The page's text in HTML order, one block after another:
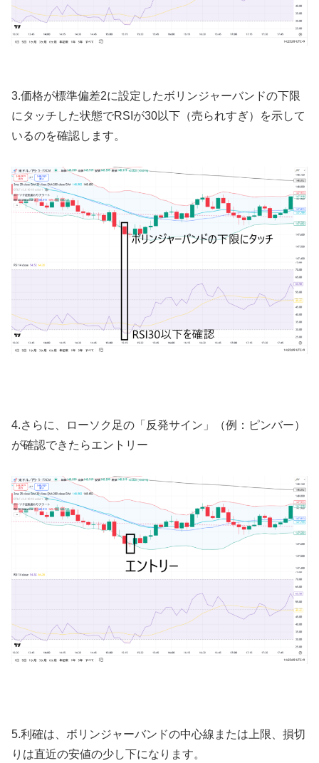
3.価格が標準偏差2に設定したボリンジャーバンドの下限
にタッチした状態でRSI が30以下（売られすぎ）を示して
いるのを確認します。
4.さらに、ローソク足の「反発サイン」（例：ピンバー）
が確認できたらエントリー
5.利確は、ボリンジャーバンドの中心線または上限、損切
りは直近の安値の少し下になります。